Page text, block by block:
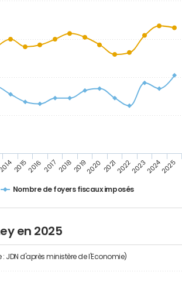
Nombre de foyers fiscaux imposés
20152016 2017 20182019202020212022202320242025
en 2025
JDN d'après ministère de l'Economie)